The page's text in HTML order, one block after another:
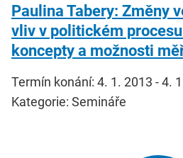
Paulina Tabery: Změny
vliv v politickém
koncepty a možnosti
Termín konání: 4. 1. 2013 - 4.
Kategorie: Semináře